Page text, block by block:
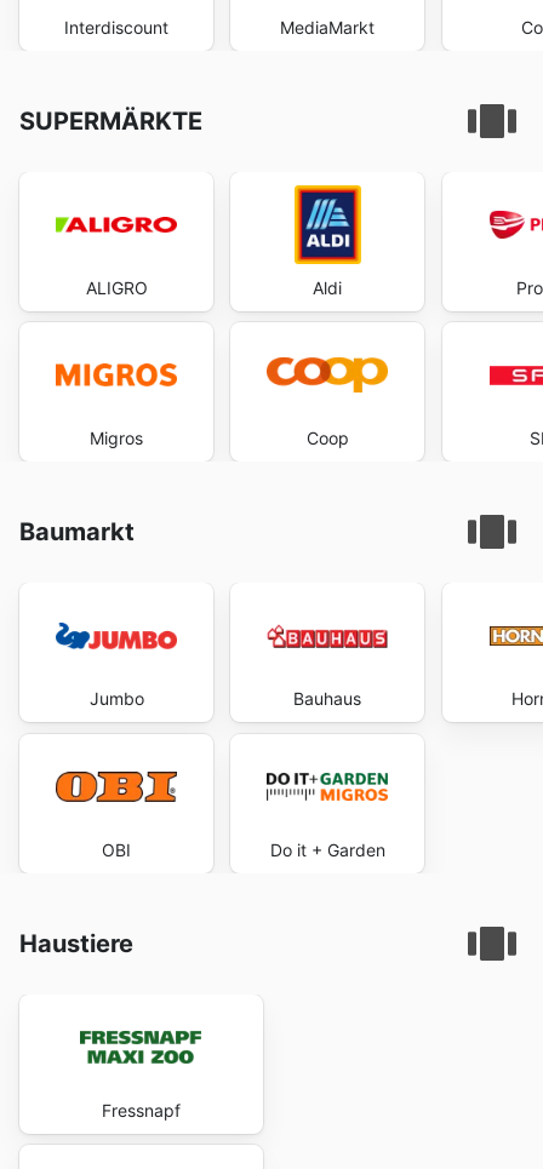
Interdiscount MediaMarkt
SUPERMÄRKTE
ALIGRO
Migros
Aldi
Coop
Baumarkt
Jumbo
OBI
Bauhaus
Do it + Garden
Haustiere
Fressnapf